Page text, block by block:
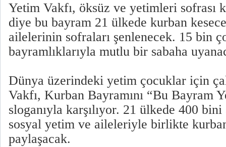
Yetim Vakfı, öksüz ve yetimleri sofrası
diye bu bayram 21 ülkede kurban
ailelerinin sofraları şenlenecek. 15 bin
bayramlıklarıyla mutlu bir sabaha
Dünya üzerindeki yetim çocuklar için
Vakfı, Kurban Bayramını “Bu Bayram
sloganıyla karşılıyor. 21 ülkede 400
sosyal yetim ve aileleriyle birlikte
paylaşacak.